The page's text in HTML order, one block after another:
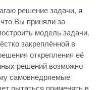
решение задачи, я
Вы приняли за
модель задачи.
закреплённой в
открепления её
решений возможно
самовнедряемые
пытаться применять в